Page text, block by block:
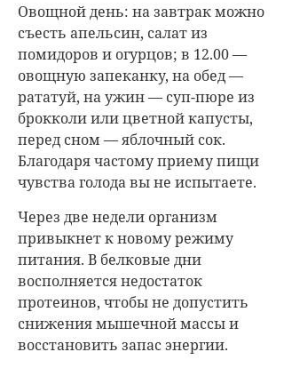
Овощной день: на завтрак можно
съесть апельсин, салат из
помидоров и огурцов; в 12.00 —
овощную запеканку, на обед —
рататуй, на ужин — суп-пюре из
брокколи или цветной капусты,
перед сном — яблочный сок.
Благодаря частому приему пищи
чувства голода вы не испытаете.
Через две недели организм
привыкнет к новому режиму
питания. В белковые дни
восполняется недостаток
протеинов, чтобы не допустить
снижения мышечной массы и
восстановить запас энергии.